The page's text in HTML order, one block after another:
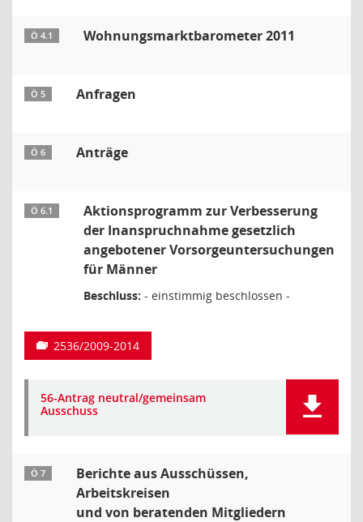
Ö 4.1 Wohnungsmarktbarometer 2011
Ö 5 Anfragen
Ö 6 Anträge
Ö 6.1
Aktionsprogramm zur Verbesserung
der Inanspruchnahme gesetzlich
angebotener Vorsorgeuntersuchungen
für Männer
Beschluss: - einstimmig beschlossen -
2536/2009-2014
56-Antrag neutral/gemeinsam
Ausschuss
Ö 7
Berichte aus Ausschüssen,
Arbeitskreisen
und von beratenden Mitgliedern